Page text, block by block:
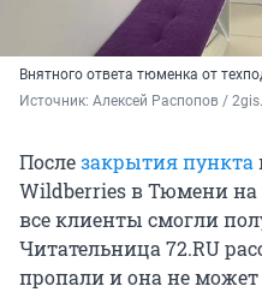
Внятного ответа тюменка от
Источник: Алексей Распопов /
Послезакрытия пункта
Wildberries в Тюмени на
все клиенты смогли
Читательница 72.RU
пропали и она не может